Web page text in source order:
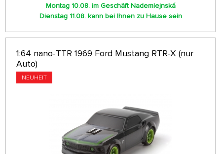
Montag 10.08. im Geschäft Nademlejnská
Dienstag 11.08. kann bei Ihnen zu Hause sein
1:64 nano-TTR 1969 Ford Mustang RTR-X (nur
Auto)
NEUHEIT